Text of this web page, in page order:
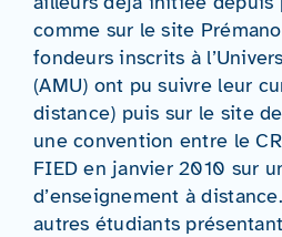
comme sur le site
fondeurs inscrits à
(AMU) ont pu suivre leur
distance) puis sur le site
une convention entre le
FIED en janvier 2010 sur
d’enseignement à
autres étudiants